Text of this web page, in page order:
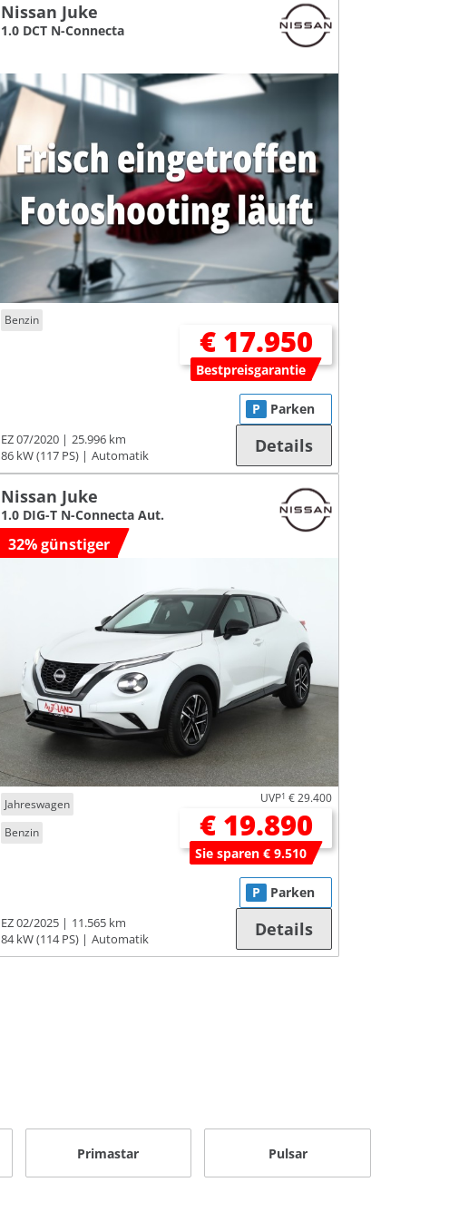
Nissan Juke
1.0 DCT N-Connecta
Benzin
€ 17.950
Bestpreisgarantie
EZ 07/2020
25.996 km
86 kW (117 PS)
Automatik
P Parken
Details
Nissan Juke
1.0 DIG-T N-Connecta Aut.
32% günstiger
Jahreswagen
Benzin
UVP1 € 29.400
€ 19.890
Sie sparen € 9.510
EZ 02/2025
11.565 km
84 kW (114 PS)
Automatik
P Parken
Details
Primastar Pulsar